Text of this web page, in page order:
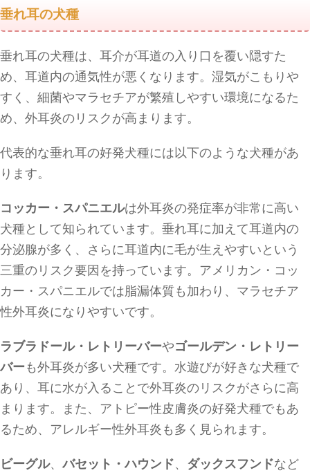
垂れ耳の犬種
垂れ耳の犬種は、耳介が耳道の入り口を覆い隠すた
め、耳道内の通気性が悪くなります。湿気がこもりや
すく、細菌やマラセチアが繁殖しやすい環境になるた
め、外耳炎のリスクが高まります。
代表的な垂れ耳の好発犬種には以下のような犬種があ
ります。
コッカー・スパニエルは外耳炎の発症率が非常に高い
犬種として知られています。垂れ耳に加えて耳道内の
分泌腺が多く、さらに耳道内に毛が生えやすいという
三重のリスク要因を持っています。アメリカン・コッ
カー・スパニエルでは脂漏体質も加わり、マラセチア
性外耳炎になりやすいです。
ラブラドール・レトリーバーやゴールデン・レトリー
バーも外耳炎が多い犬種です。水遊びが好きな犬種で
あり、耳に水が入ることで外耳炎のリスクがさらに高
まります。また、アトピー性皮膚炎の好発犬種でもあ
るため、アレルギー性外耳炎も多く見られます。
ビーグル、バセット・ハウンド、 ダックスフンドなど